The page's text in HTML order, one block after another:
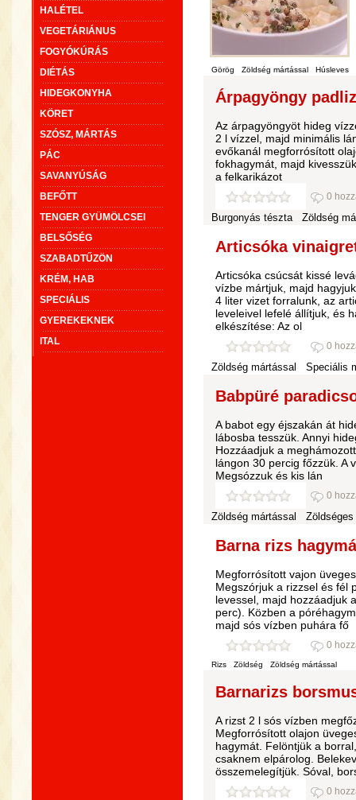
HALÉTEL
VEGETÁRIÁNUS
FOGYÓKÚRÁS
DIÉTÁS
HIDEGKONYHA
KÖRET
SZÓSZ, MÁRTÁS
PÁC
SAVANYÚSÁG
BEFŐTT
TENGER GYÜMÖLCSEI
BELSŐSÉG
SZABADTŰZÖN
KRÉM, HAB
SPECIÁLIS
GYEREKEKNEK
ITAL
Görög Zöldség mártással Húsleves
Árpagyöngy
Az árpagyöngyöt hideg
2 l vízzel, majd minimális
evőkanál megforrósított
fokhagymát, majd
a felkarikázot
0
Burgonyás tészta
Zöldség
Articsóka
Articsóka csúcsát kissé
vízbe mártjuk, majd
4 liter vizet forralunk, az
leveleivel lefelé állítjuk, és
elkészítése: Az ol
0
Zöldség mártással
Speciális
Babpüré
A babot egy éjszakán át
lábosba tesszük. Annyi
Hozzáadjuk a
lángon 30 percig főzzük. A
Megsózzuk és kis lán
0
Zöldség mártással
Zöldséges
Barna rizs
Megforrósított vajon
Megszórjuk a rizzsel és fél
levessel, majd hozzáadjuk
perc). Közben a
majd sós vízben puhára fő
0
Rizs Zöldség Zöldség mártással
Barnarizs
A rizst 2 l sós vízben
Megforrósított olajon
hagymát. Felöntjük a
csaknem elpárolog.
összemelegítjük. Sóval,
0